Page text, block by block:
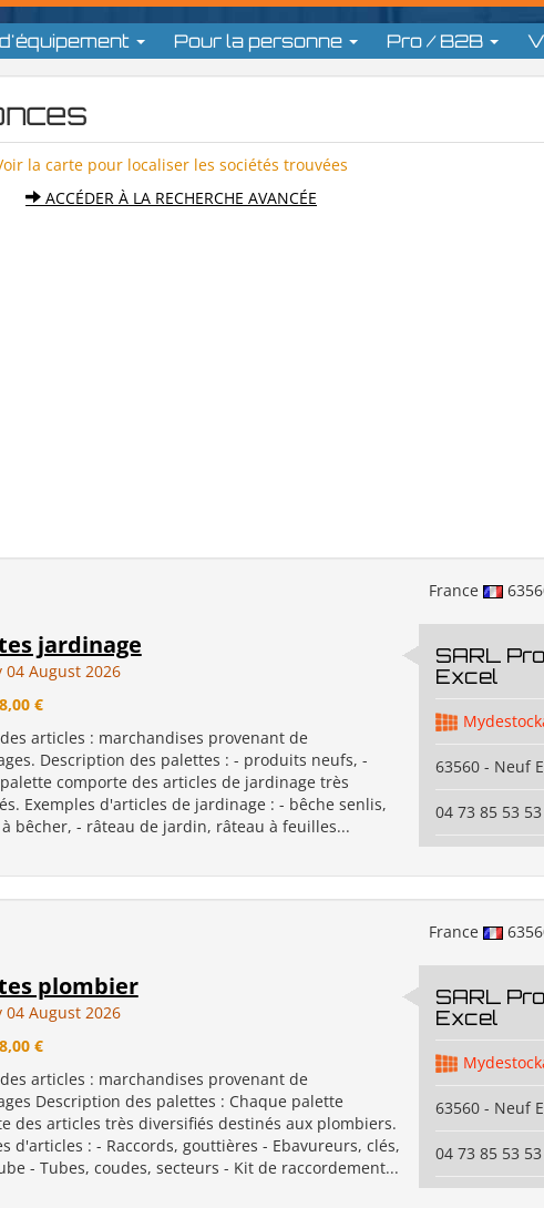
Pour la personne Pro / B2B
la carte pour localiser les sociétés trouvées
ACCÉDER À LA RECHERCHE AVANCÉE
France
jardinage
04 August 2026
€
articles : marchandises provenant de
Description des palettes : - produits neufs, -
comporte des articles de jardinage très
Exemples d'articles de jardinage : - bêche senlis,
bêcher, - râteau de jardin, râteau à feuilles...
SARL
Excel
63560 - Neuf
04 73 85 53 53
France
plombier
04 August 2026
€
articles : marchandises provenant de
Description des palettes : Chaque palette
des articles très diversifiés destinés aux plombiers.
d'articles : - Raccords, gouttières - Ebavureurs, clés,
- Tubes, coudes, secteurs - Kit de raccordement...
SARL
Excel
63560 - Neuf
04 73 85 53 53